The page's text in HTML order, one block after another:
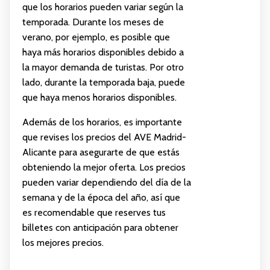
que los horarios pueden variar según la
temporada. Durante los meses de
verano, por ejemplo, es posible que
haya más horarios disponibles debido a
la mayor demanda de turistas. Por otro
lado, durante la temporada baja, puede
que haya menos horarios disponibles.
Además de los horarios, es importante
que revises los precios del AVE Madrid-
Alicante para asegurarte de que estás
obteniendo la mejor oferta. Los precios
pueden variar dependiendo del día de la
semana y de la época del año, así que
es recomendable que reserves tus
billetes con anticipación para obtener
los mejores precios.